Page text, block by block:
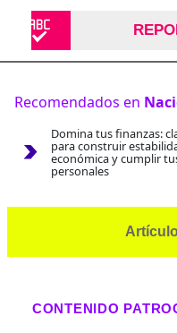
Recomendados en
Domina tus finanzas:
para construir
económica y cumplir
personales
CONTENIDO